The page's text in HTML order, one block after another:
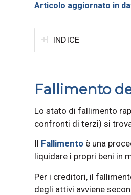
Articolo aggiornato in
INDICE
Fallimento
Lo stato di fallimento
confronti di terzi) si
Il Fallimento è una
liquidare i propri beni in
Per i creditori, il
degli attivi avviene